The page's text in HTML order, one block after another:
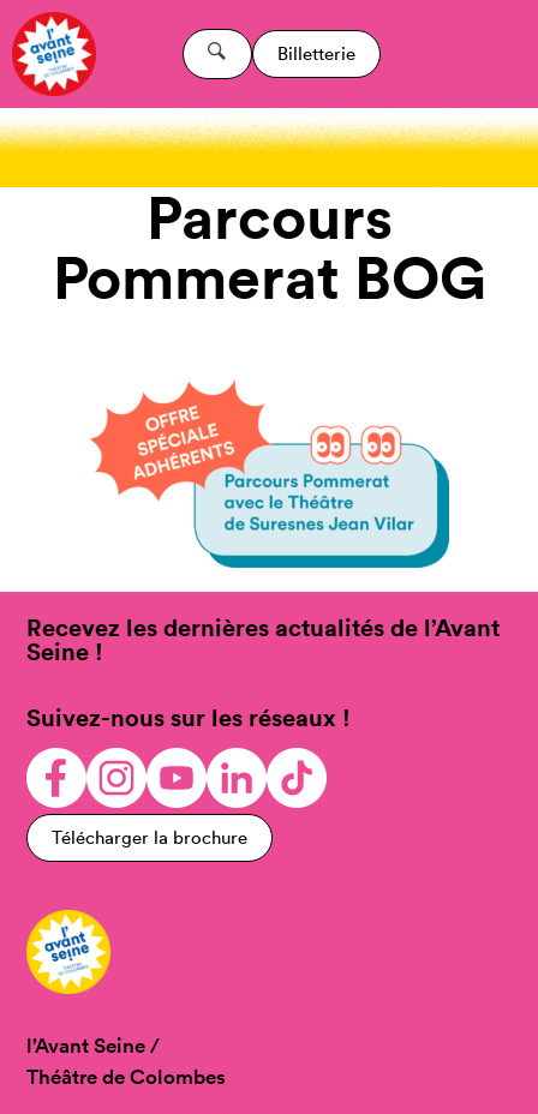
Billetterie
Parcours
Pommerat BOG
Recevez les dernières actualités de l’Avant
Seine !
Suivez-nous sur les réseaux !
Télécharger la brochure
l’Avant Seine /
Théâtre de Colombes